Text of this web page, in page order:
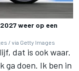
weer op een
/ via Getty Images
dat is ook waar.
ga doen. Ik ben in